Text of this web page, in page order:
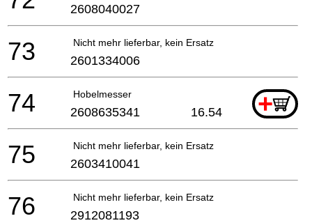
2608040027
Nicht mehr lieferbar, kein Ersatz
73 2601334006
Hobelmesser +
74 2608635341 16.54
Nicht mehr lieferbar, kein Ersatz
75 2603410041
Nicht mehr lieferbar, kein Ersatz
76 2912081193